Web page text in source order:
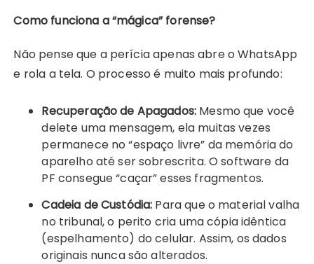
Como funciona a “mágica” forense?
Não pense que a perícia apenas abre o WhatsApp
e rola a tela. O processo é muito mais profundo:
Recuperação de Apagados: Mesmo que você
delete uma mensagem, ela muitas vezes
permanece no “espaço livre” da memória do
aparelho até ser sobrescrita. O software da
PF consegue “caçar” esses fragmentos.
Cadeia de Custódia: Para que o material valha
no tribunal, o perito cria uma cópia idêntica
(espelhamento) do celular. Assim, os dados
originais nunca são alterados.